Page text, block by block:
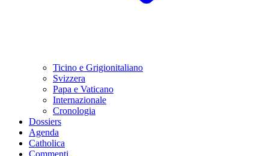
Ticino e Grigionitaliano
Svizzera
Papa e Vaticano
Internazionale
Cronologia
Dossiers
Agenda
Catholica